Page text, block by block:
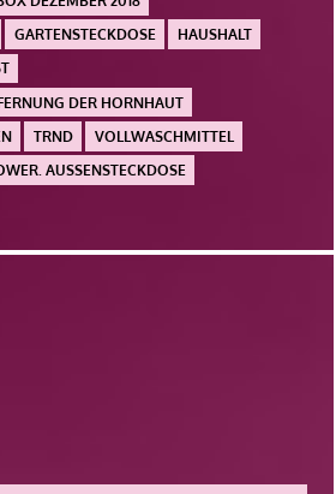
GARTENSTECKDOSE
HAUSHALT
DER HORNHAUT
TRND
VOLLWASCHMITTEL
AUSSENSTECKDOSE